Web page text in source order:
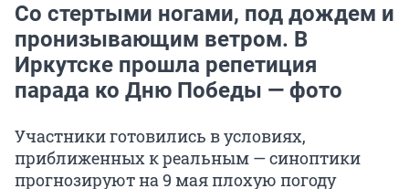
Со стертыми ногами, под дождем и
пронизывающим ветром. В
Иркутске прошла репетиция
парада ко Дню Победы — фото
Участники готовились в условиях,
приближенных к реальным — синоптики
прогнозируют на 9 мая плохую погоду